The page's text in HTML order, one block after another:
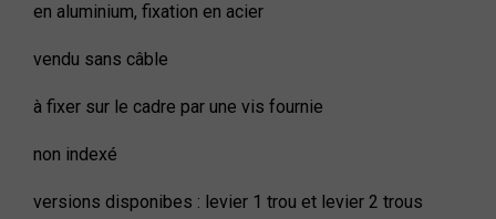
en aluminium, fixation en acier
vendu sans câble
à fixer sur le cadre par une vis fournie
non indexé
versions disponibes : levier 1 trou et levier 2 trous